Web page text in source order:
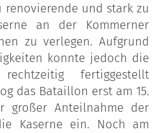
und stark zu
an der Kommerner
zu verlegen. Aufgrund
konnte jedoch die
fertiggestellt
das Bataillon erst am 15.
großer Anteilnahme der
Kaserne ein. Noch am